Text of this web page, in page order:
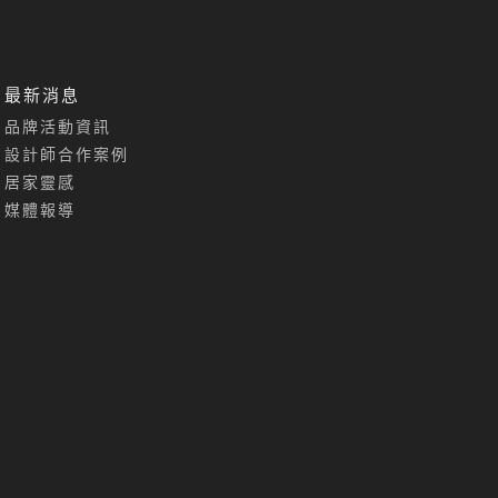
最新消息
品牌活動資訊
設計師合作案例
居家靈感
媒體報導